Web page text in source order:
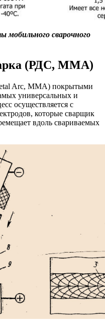
мобильного сварочного
(РДС, MMA)
Arc, MMA) покрытыми
универсальных и
осуществляется с
которые сварщик
вдоль свариваемых